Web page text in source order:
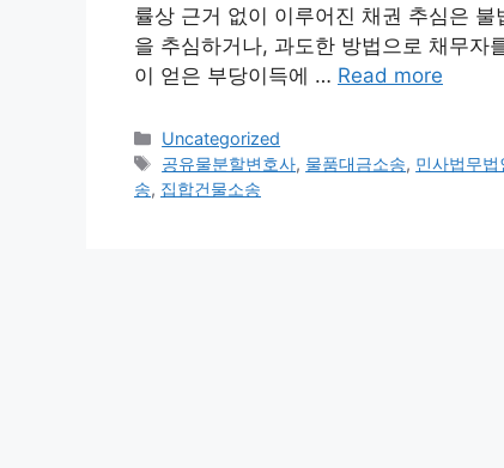
률상 근거 없이 이루어진 채권 추심은
을 추심하거나, 과도한 방법으로 채무자
이 얻은 부당이득에 … Read more
Categories
Uncategorized
Tags
공유물분할변호사, 물품대금소송, 민사법무법
송, 집합건물소송